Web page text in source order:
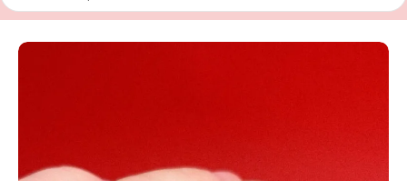
Главная Украшения Кольца Стеклянные кольца